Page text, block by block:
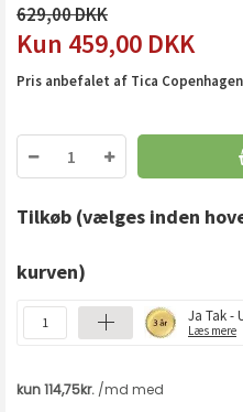
629,00
459,00 DKK
Pris anbefalet af Tica
Tilkøb (vælges inden
kurven)
Ja Tak -
Læs mere